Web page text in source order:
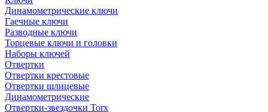
Динамометрические ключи
Гаечные ключи
Разводные ключи
Торцевые ключи и головки
Наборы ключей
Отвертки
Отвертки крестовые
Отвертки шлицевые
Динамометрические
Отвертки-звездочки Torx